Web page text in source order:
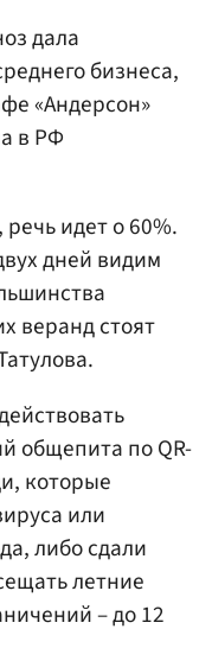
дала
бизнеса,
«Андерсон»
в РФ
идет о 60%.
дней видим
веранд стоят
общепита по QR-
которые
или
либо сдали
летние
– до 12